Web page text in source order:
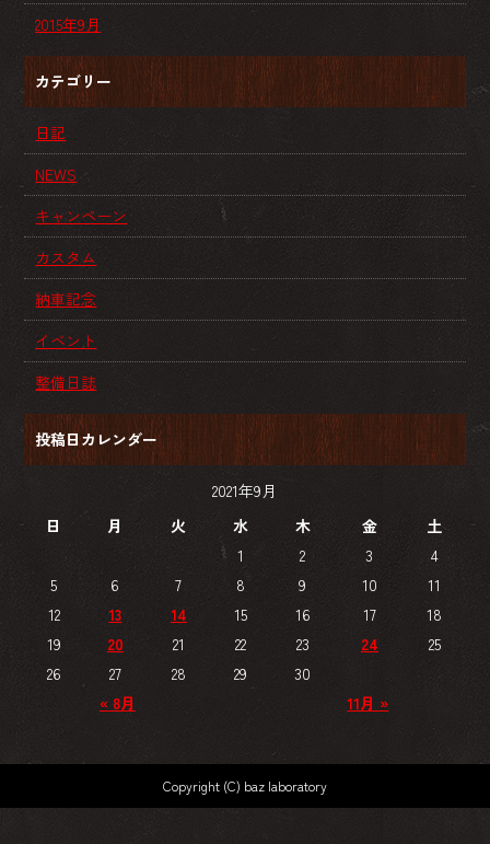
2015年9月
カテゴリー
日記
NEWS
キャンペーン
カスタム
納車記念
イベント
整備日誌
投稿日カレンダー
2021年9月
日
月 火 水 木 金 土
« 8月 11月 »
1 2 3
4
5
6 7 8 9 10
11
12
13 14 15 16 17
18
19
20 21 22 23 24
25
26
27 28 29 30
Copyright (C) baz laboratory